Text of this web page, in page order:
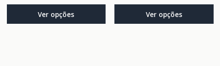
Ver opções Ver opções